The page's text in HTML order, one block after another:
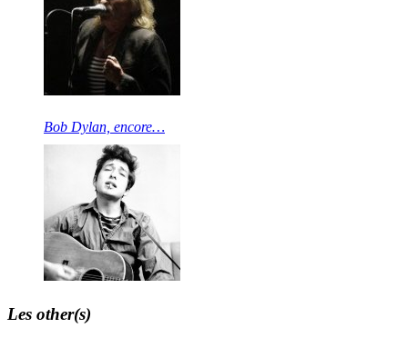
Bob Dylan, encore…
Les other(s)